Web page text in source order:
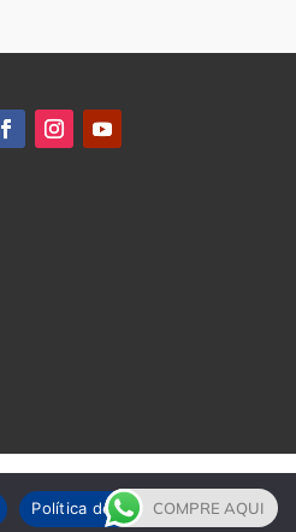
COMPRE AQUI
Política de Privacidade